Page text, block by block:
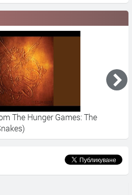
The Hunger Games: The